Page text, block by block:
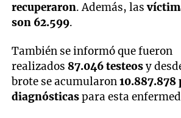
recuperaron. Además, las
son 62.599.
También se informó que fueron
realizados87.046 testeosy
brote se acumularon10.887.878
diagnósticaspara esta